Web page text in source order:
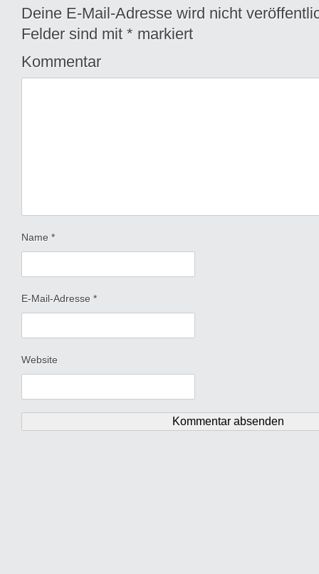
Deine E-Mail-Adresse wird nicht
Felder sind mit * markiert
Kommentar
Name *
E-Mail-Adresse *
Website